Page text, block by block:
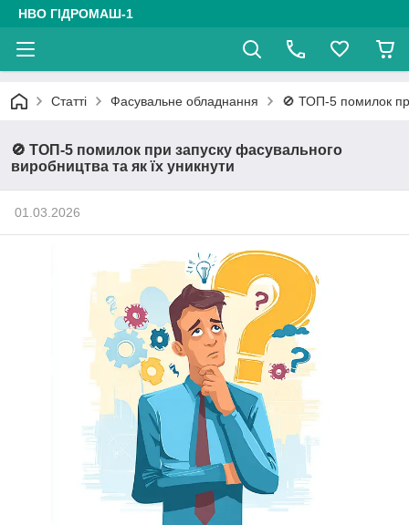
НВО ГІДРОМАШ-1
Статті Фасувальне обладнання 🚫 ТОП-5 помилок
🚫 ТОП-5 помилок при запуску фасувального
виробництва та як їх уникнути
01.03.2026